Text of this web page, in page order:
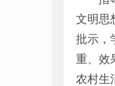
文明思
批示，
重、效
农村生